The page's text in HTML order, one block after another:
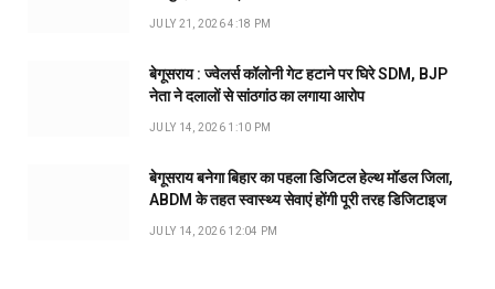
JULY 21, 2026 4:18 PM
बेगूसराय : ज्वेलर्स कॉलोनी गेट हटाने पर घिरे SDM, BJP
नेता ने दलालों से सांठगांठ का लगाया आरोप
JULY 14, 2026 1:10 PM
बेगूसराय बनेगा बिहार का पहला डिजिटल हेल्थ मॉडल जिला,
ABDM के तहत स्वास्थ्य सेवाएं होंगी पूरी तरह डिजिटाइज
JULY 14, 2026 12:04 PM